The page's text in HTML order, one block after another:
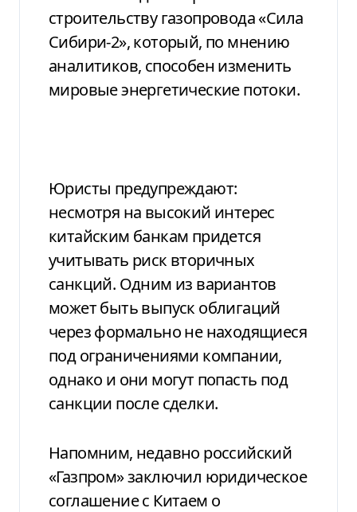
строительству газопровода «Сила
Сибири-2», который, по мнению
аналитиков, способен изменить
мировые энергетические потоки.
Юристы предупреждают:
несмотря на высокий интерес
китайским банкам придется
учитывать риск вторичных
санкций. Одним из вариантов
может быть выпуск облигаций
через формально не находящиеся
под ограничениями компании,
однако и они могут попасть под
санкции после сделки.
Напомним, недавно российский
«Газпром» заключил юридическое
соглашение с Китаем о